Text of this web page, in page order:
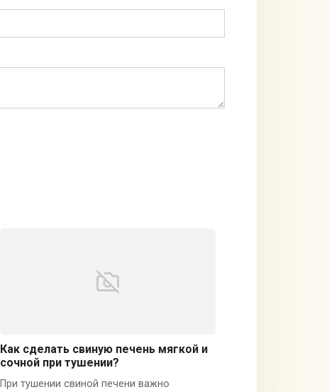
Как сделать свиную печень мягкой и
сочной при тушении?
При тушении свиной печени важно